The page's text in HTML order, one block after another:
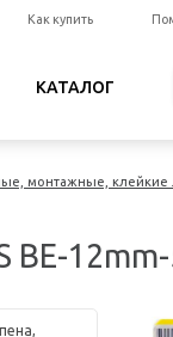
Как купить
КАТАЛОГ
монтажные, клейкие
BE-